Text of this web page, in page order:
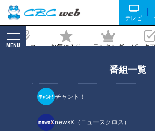
テレビ
ニュース お気に入り ランキング ピック
MENU
番組一覧
チャント！
newsX（ニュースクロス）
行中の『踊り子人形』に「幻
こ」“天使の鍋”！女子ウケ抜
ー新感覚鍋』